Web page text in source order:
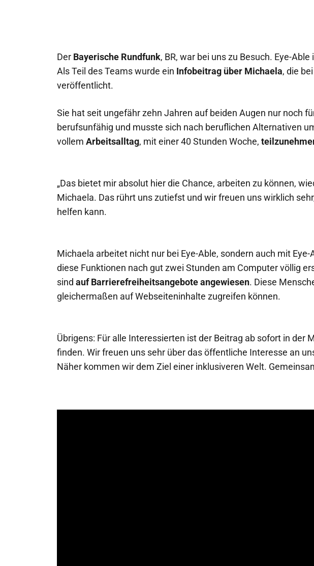
Der Bayerische Rundfunk, BR, war bei uns zu Besuch. Eye-
Als Teil des Teams wurde ein Infobeitrag über Michaela, die
veröffentlicht.
Sie hat seit ungefähr zehn Jahren auf beiden Augen nur noch
berufsunfähig und musste sich nach beruflichen Alternativen
vollem Arbeitsalltag, mit einer 40 Stunden Woche,
„Das bietet mir absolut hier die Chance, arbeiten zu können,
Michaela. Das rührt uns zutiefst und wir freuen uns wirklich
helfen kann.
Michaela arbeitet nicht nur bei Eye-Able, sondern auch mit
diese Funktionen nach gut zwei Stunden am Computer völlig
sind auf Barrierefreiheitsangebote angewiesen. Diese
gleichermaßen auf Webseiteninhalte zugreifen können.
Übrigens: Für alle Interessierten ist der Beitrag ab sofort in der
finden. Wir freuen uns sehr über das öffentliche Interesse an
Näher kommen wir dem Ziel einer inklusiveren Welt.